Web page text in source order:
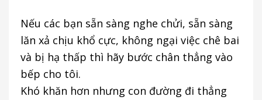
Nếu các bạn sẵn sàng nghe chửi, sẵn sàng
lăn xả chịu khổ cực, không ngại việc chê bai
và bị hạ thấp thì hãy bước chân thẳng vào
bếp cho tôi.
Khó khăn hơn nhưng con đường đi thẳng